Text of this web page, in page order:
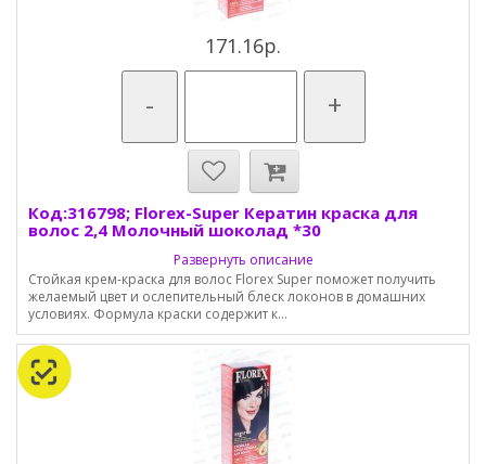
171.16р.
- +
Код:316798; Florex-Super Кератин краска для
волос 2,4 Молочный шоколад *30
Развернуть описание
Стойкая крем-краска для волос Florex Super поможет получить
желаемый цвет и ослепительный блеск локонов в домашних
условиях. Формула краски содержит к...